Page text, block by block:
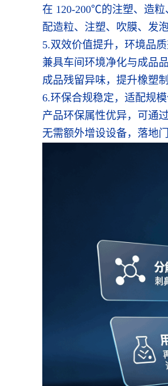
在 120-200℃的注塑、造
配造粒、注塑、吹膜、发
5.双效价值提升，环境品
兼具车间环境净化与成品
成品残留异味，提升橡塑
6.环保合规稳定，适配规
产品环保属性优异，可通
无需额外增设设备，落地